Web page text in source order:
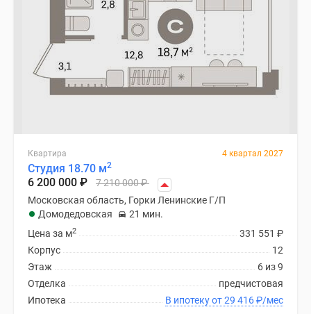
Квартира 4 квартал 2027
Студия 18.70 м2
6 200 000 ₽ 7 210 000₽
Московская область, Горки Ленинские Г/П
Домодедовская
21 мин.
331 551 ₽
Цена за м2
12
Корпус
6 из 9
Этаж
предчистовая
Отделка
В ипотеку от 29 416₽/мес
Ипотека